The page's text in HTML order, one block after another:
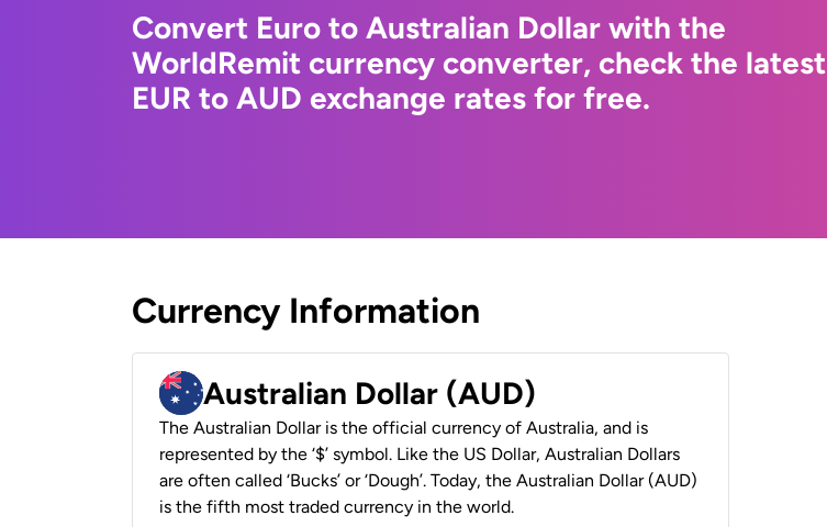
Convert Euro to Australian Dollar with the
WorldRemit currency converter, check the latest
EUR to AUD exchange rates for free.
Currency Information
Australian Dollar (AUD)
The Australian Dollar is the official currency of Australia, and is
represented by the ‘$’ symbol. Like the US Dollar, Australian Dollars
are often called ‘Bucks’ or ‘Dough’. Today, the Australian Dollar (AUD)
is the fifth most traded currency in the world.